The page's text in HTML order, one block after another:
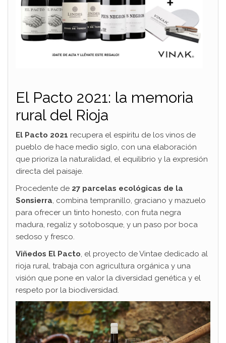
El Pacto 2021: la memoria
rural del Rioja
El Pacto 2021 recupera el espíritu de los vinos de
pueblo de hace medio siglo, con una elaboración
que prioriza la naturalidad, el equilibrio y la expresión
directa del paisaje.
Procedente de 27 parcelas ecológicas de la
Sonsierra, combina tempranillo, graciano y mazuelo
para ofrecer un tinto honesto, con fruta negra
madura, regaliz y sotobosque, y un paso por boca
sedoso y fresco.
Viñedos El Pacto, el proyecto de Vintae dedicado al
rioja rural, trabaja con agricultura orgánica y una
visión que pone en valor la diversidad genética y el
respeto por la biodiversidad.